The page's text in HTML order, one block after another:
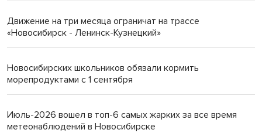
Движение на три месяца ограничат на трассе
«Новосибирск - Ленинск-Кузнецкий»
Новосибирских школьников обязали кормить
морепродуктами с 1 сентября
Июль-2026 вошел в топ-6 самых жарких за все время
метеонаблюдений в Новосибирске